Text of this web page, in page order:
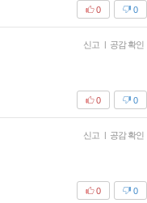
0
0
신고 | 공감 확인
0
0
신고 | 공감 확인
0
0